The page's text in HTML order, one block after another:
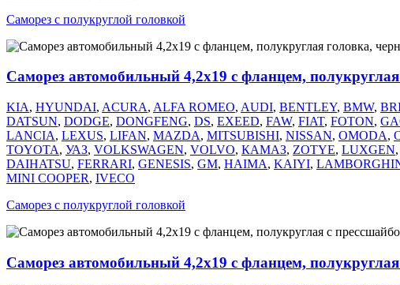
Саморез с полукруглой головкой
Саморез автомобильный 4,2х19 с фланцем,
KIA, HYUNDAI, ACURA, ALFA ROMEO, AUDI, BENTLEY, BMW,
DATSUN, DODGE, DONGFENG, DS, EXEED, FAW, FIAT, FOTON,
LANCIA, LEXUS, LIFAN, MAZDA, MITSUBISHI, NISSAN, OMODA,
TOYOTA, УАЗ, VOLKSWAGEN, VOLVO, КАМАЗ, ZOTYE, LUXGEN,
DAIHATSU, FERRARI, GENESIS, GM, HAIMA, KAIYI,
MINI COOPER, IVECO
Саморез с полукруглой головкой
Саморез автомобильный 4,2х19 с фланцем,